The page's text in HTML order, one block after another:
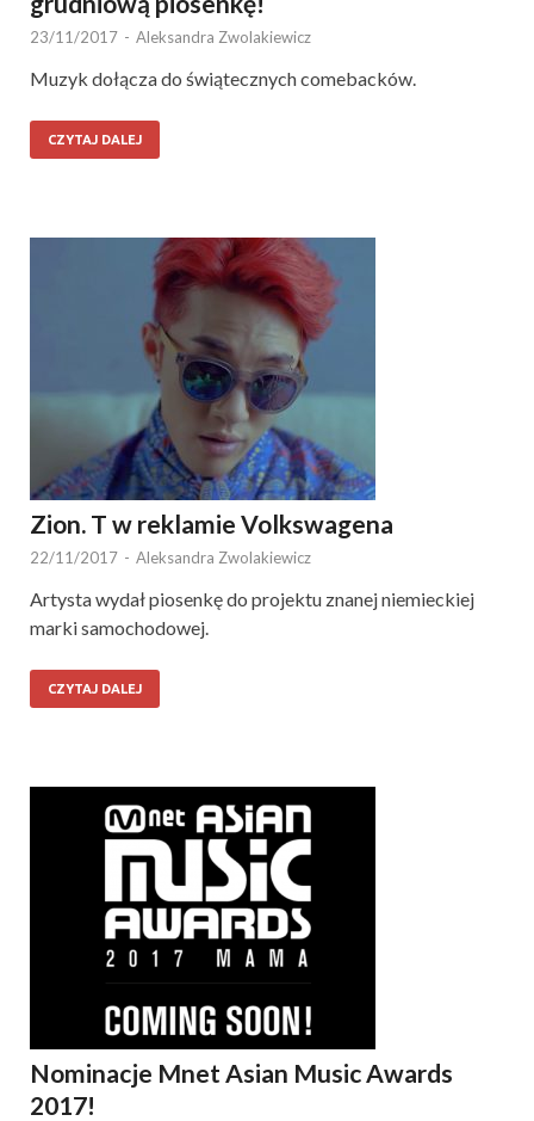
23/11/2017 - Aleksandra Zwolakiewicz
Muzyk dołącza do świątecznych comebacków.
CZYTAJ DALEJ
Zion. T w reklamie Volkswagena
22/11/2017 - Aleksandra Zwolakiewicz
Artysta wydał piosenkę do projektu znanej niemieckiej
marki samochodowej.
CZYTAJ DALEJ
Nominacje Mnet Asian Music Awards
2017!